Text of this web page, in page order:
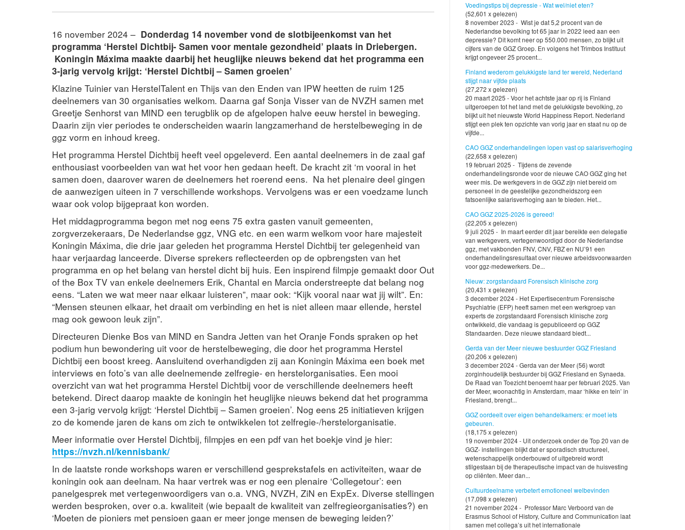
16 november 2024 – Donderdag 14 november vond de slotbijeenkomst van het
programma ‘Herstel Dichtbij- Samen voor mentale gezondheid’ plaats in Driebergen.
Koningin Máxima maakte daarbij het heuglijke nieuws bekend dat het programma een
3-jarig vervolg krijgt: ‘Herstel Dichtbij – Samen groeien’
Klazine Tuinier van HerstelTalent en Thijs van den Enden van IPW heetten de ruim 125
deelnemers van 30 organisaties welkom. Daarna gaf Sonja Visser van de NVZH samen met
Greetje Senhorst van MIND een terugblik op de afgelopen halve eeuw herstel in beweging.
Daarin zijn vier periodes te onderscheiden waarin langzamerhand de herstelbeweging in de
ggz vorm en inhoud kreeg.
Het programma Herstel Dichtbij heeft veel opgeleverd. Een aantal deelnemers in de zaal gaf
enthousiast voorbeelden van wat het voor hen gedaan heeft. De kracht zit ‘m vooral in het
samen doen, daarover waren de deelnemers het roerend eens. Na het plenaire deel gingen
de aanwezigen uiteen in 7 verschillende workshops. Vervolgens was er een voedzame lunch
waar ook volop bijgepraat kon worden.
Het middagprogramma begon met nog eens 75 extra gasten vanuit gemeenten,
zorgverzekeraars, De Nederlandse ggz, VNG etc. en een warm welkom voor hare majesteit
Koningin Máxima, die drie jaar geleden het programma Herstel Dichtbij ter gelegenheid van
haar verjaardag lanceerde. Diverse sprekers reflecteerden op de opbrengsten van het
programma en op het belang van herstel dicht bij huis. Een inspirend filmpje gemaakt door Out
of the Box TV van enkele deelnemers Erik, Chantal en Marcia onderstreepte dat belang nog
eens. “Laten we wat meer naar elkaar luisteren”, maar ook: “Kijk vooral naar wat jij wilt”. En:
“Mensen steunen elkaar, het draait om verbinding en het is niet alleen maar ellende, herstel
mag ook gewoon leuk zijn”.
Directeuren Dienke Bos van MIND en Sandra Jetten van het Oranje Fonds spraken op het
podium hun bewondering uit voor de herstelbeweging, die door het programma Herstel
Dichtbij een boost kreeg. Aansluitend overhandigden zij aan Koningin Máxima een boek met
interviews en foto’s van alle deelnemende zelfregie- en herstelorganisaties. Een mooi
overzicht van wat het programma Herstel Dichtbij voor de verschillende deelnemers heeft
betekend. Direct daarop maakte de koningin het heuglijke nieuws bekend dat het programma
een 3-jarig vervolg krijgt: ‘Herstel Dichtbij – Samen groeien’. Nog eens 25 initiatieven krijgen
zo de komende jaren de kans om zich te ontwikkelen tot zelfregie-/herstelorganisatie.
Meer informatie over Herstel Dichtbij, filmpjes en een pdf van het boekje vind je hier:
https://nvzh.nl/kennisbank/
In de laatste ronde workshops waren er verschillend gesprekstafels en activiteiten, waar de
koningin ook aan deelnam. Na haar vertrek was er nog een plenaire ‘Collegetour’: een
panelgesprek met vertegenwoordigers van o.a. VNG, NVZH, ZiN en ExpEx. Diverse stellingen
werden besproken, over o.a. kwaliteit (wie bepaalt de kwaliteit van zelfregieorganisaties?) en
‘Moeten de pioniers met pensioen gaan er meer jonge mensen de beweging leiden?’
Voedingstips bij depressie - Wat wel/niet eten?
(52,601 x gelezen)
8 november 2023 - Wist je dat 5,2 procent van de
Nederlandse bevolking tot 65 jaar in 2022 leed aan een
depressie? Dit komt neer op 550.000 mensen, zo blijkt uit
cijfers van de GGZ Groep. En volgens het Trimbos Instituut
krijgt ongeveer 25 procent...
Finland wederom gelukkigste land ter wereld, Nederland
stijgt naar vijfde plaats
(27,272 x gelezen)
20 maart 2025 - Voor het achtste jaar op rij is Finland
uitgeroepen tot het land met de gelukkigste bevolking, zo
blijkt uit het nieuwste World Happiness Report. Nederland
stijgt een plek ten opzichte van vorig jaar en staat nu op de
vijfde...
CAO GGZ onderhandelingen lopen vast op salarisverhoging
(22,658 x gelezen)
19 februari 2025 - Tijdens de zevende
onderhandelingsronde voor de nieuwe CAO GGZ ging het
weer mis. De werkgevers in de GGZ zijn niet bereid om
personeel in de geestelijke gezondheidszorg een
fatsoenlijke salarisverhoging aan te bieden. Het...
CAO GGZ 2025-2026 is gereed!
(22,205 x gelezen)
9 juli 2025 - In maart eerder dit jaar bereikte een delegatie
van werkgevers, vertegenwoordigd door de Nederlandse
ggz, met vakbonden FNV, CNV, FBZ en NU’91 een
onderhandelingsresultaat over nieuwe arbeidsvoorwaarden
voor ggz-medewerkers. De...
Nieuw: zorgstandaard Forensisch klinische zorg
(20,431 x gelezen)
3 december 2024 - Het Expertisecentrum Forensische
Psychiatrie (EFP) heeft samen met een werkgroep van
experts de zorgstandaard Forensisch klinische zorg
ontwikkeld, die vandaag is gepubliceerd op GGZ
Standaarden. Deze nieuwe standaard biedt...
Gerda van der Meer nieuwe bestuurder GGZ Friesland
(20,206 x gelezen)
3 december 2024 - Gerda van der Meer (56) wordt
zorginhoudelijk bestuurder bij GGZ Friesland en Synaeda.
De Raad van Toezicht benoemt haar per februari 2025. Van
der Meer, woonachtig in Amsterdam, maar ‘hikke en tein’ in
Friesland, brengt...
GGZ oordeelt over eigen behandelkamers: er moet iets
gebeuren.
(18,175 x gelezen)
19 november 2024 - Uit onderzoek onder de Top 20 van de
GGZ- instellingen blijkt dat er sporadisch structureel,
wetenschappelijk onderbouwd of uitgebreid wordt
stilgestaan bij de therapeutische impact van de huisvesting
op cliënten. Meer dan...
Cultuurdeelname verbetert emotioneel welbevinden
(17,098 x gelezen)
21 november 2024 - Professor Marc Verboord van de
Erasmus School of History, Culture and Communication laat
samen met collega’s uit het internationale